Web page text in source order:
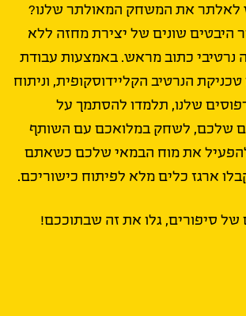
לאלתר את המשחק המאולתר שלנו?
היבטים שונים של יצירת מחזה ללא
נרטיבי כתוב מראש. באמצעות עבודת
הנרטיב הקליידוסקופית, וניתוח
שלנו, תלמדו להסתמך על
שלכם, לשחק במלואכם עם השותף
את מוח הבמאי שלכם כשאתם
ארגז כלים מלא לפיתוח כישוריכם.
של סיפורים, גלו את זה שבתוככם!